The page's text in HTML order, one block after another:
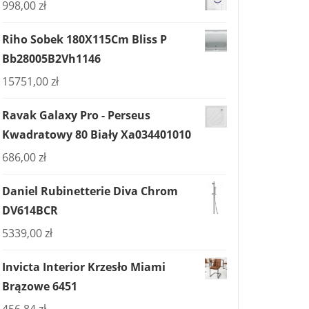
998,00zł
Riho Sobek 180X115Cm Bliss P
Bb28005B2Vh1146
15751,00zł
Ravak Galaxy Pro - Perseus
Kwadratowy 80 Biały Xa034401010
686,00zł
Daniel Rubinetterie Diva Chrom
DV614BCR
5339,00zł
Invicta Interior Krzesło Miami
Brązowe 6451